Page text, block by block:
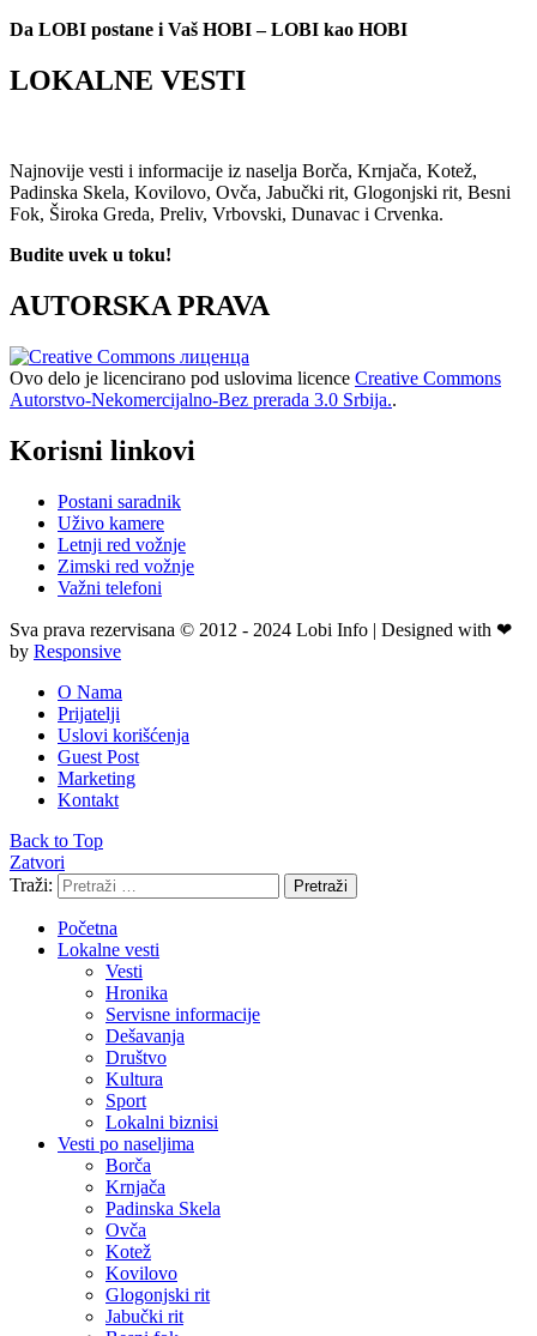
Da LOBI postane i Vaš HOBI – LOBI kao HOBI
LOKALNE VESTI
Najnovije vesti i informacije iz naselja Borča, Krnjača, Kotež,
Padinska Skela, Kovilovo, Ovča, Jabučki rit, Glogonjski rit, Besni
Fok, Široka Greda, Preliv, Vrbovski, Dunavac i Crvenka.
Budite uvek u toku!
AUTORSKA PRAVA
Ovo delo je licencirano pod uslovima licence Creative Commons
Autorstvo-Nekomercijalno-Bez prerada 3.0 Srbija..
Korisni linkovi
Postani saradnik
Uživo kamere
Letnji red vožnje
Zimski red vožnje
Važni telefoni
Sva prava rezervisana © 2012 - 2024 Lobi Info | Designed with ❤
by Responsive
O Nama
Prijatelji
Uslovi korišćenja
Guest Post
Marketing
Kontakt
Back to Top
Zatvori
Traži:
Pretraži
Početna
Lokalne vesti
Vesti
Hronika
Servisne informacije
Dešavanja
Društvo
Kultura
Sport
Lokalni biznisi
Vesti po naseljima
Borča
Krnjača
Padinska Skela
Ovča
Kotež
Kovilovo
Glogonjski rit
Jabučki rit